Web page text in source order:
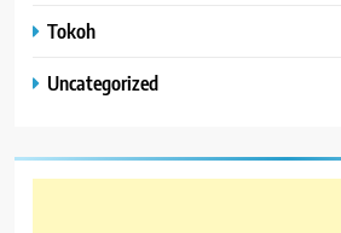
Tokoh
Uncategorized